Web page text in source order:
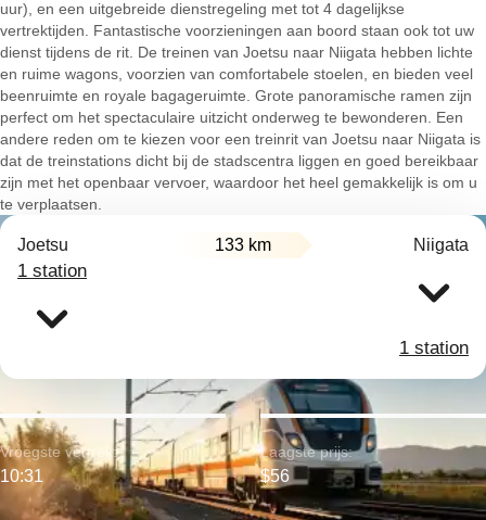
uur), en een uitgebreide dienstregeling met tot 4 dagelijkse
vertrektijden. Fantastische voorzieningen aan boord staan ook tot uw
dienst tijdens de rit. De treinen van Joetsu naar Niigata hebben lichte
en ruime wagons, voorzien van comfortabele stoelen, en bieden veel
beenruimte en royale bagageruimte. Grote panoramische ramen zijn
perfect om het spectaculaire uitzicht onderweg te bewonderen. Een
andere reden om te kiezen voor een treinrit van Joetsu naar Niigata is
dat de treinstations dicht bij de stadscentra liggen en goed bereikbaar
zijn met het openbaar vervoer, waardoor het heel gemakkelijk is om u
te verplaatsen.
Joetsu 133 km Niigata
1 station
1 station
Vroegste vertrek:
10:31
Laagste prijs:
$56